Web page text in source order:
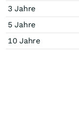
3 Jahre
5 Jahre
10 Jahre